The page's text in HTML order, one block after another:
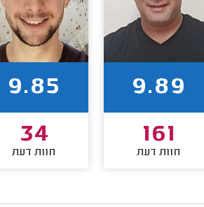
9.89
161
חוות דעת
9.85
34
חוות דעת